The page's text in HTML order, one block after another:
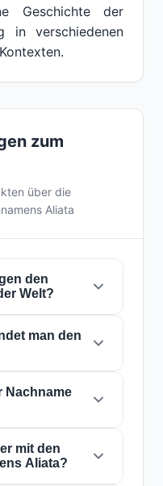
Geschichte der
in verschiedenen
zum
über die
Aliata
den
Welt?
147 Personen
Personenauf der
Er ist in13
globale
man den
13 Ländernauf der
ihn als
Reichweite. Seine
weist auf
Nachname
häufigsten in
Personen
mit den
Aliata?